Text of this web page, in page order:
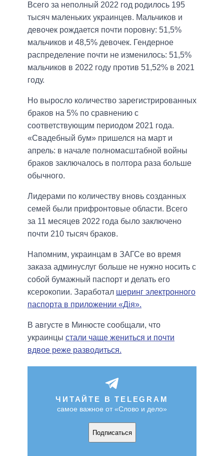
Всего за неполный 2022 год родилось 195
тысяч маленьких украинцев. Мальчиков и
девочек рождается почти поровну: 51,5%
мальчиков и 48,5% девочек. Гендерное
распределение почти не изменилось: 51,5%
мальчиков в 2022 году против 51,52% в 2021
году.
Но выросло количество зарегистрированных
браков на 5% по сравнению с
соответствующим периодом 2021 года.
«Свадебный бум» пришелся на март и
апрель: в начале полномасштабной войны
браков заключалось в полтора раза больше
обычного.
Лидерами по количеству вновь созданных
семей были прифронтовые области. Всего
за 11 месяцев 2022 года было заключено
почти 210 тысяч браков.
Напомним, украинцам в ЗАГСе во время
заказа админуслуг больше не нужно носить с
собой бумажный паспорт и делать его
ксерокопии. Заработал шеринг электронного
паспорта в приложении «Дія».
В августе в Минюсте сообщали, что
украинцы стали чаще жениться и почти
вдвое реже разводиться.
ЧИТАЙТЕ В TELEGRAM
самое важное от «Слово и дело»
Подписаться